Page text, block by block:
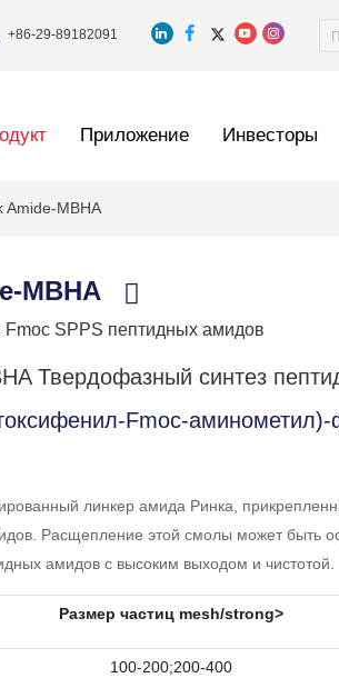
+86-29-89182091
Приложение Инвесторы
MBHA
MBHA
SPPS пептидных амидов
Твердофазный синтез
Fmoc-аминометил)-
линкер амида Ринка,
Расщепление этой смолы может быть
амидов с высоким выходом и чистотой.
Размер частиц mesh/strong>
100-200;200-400